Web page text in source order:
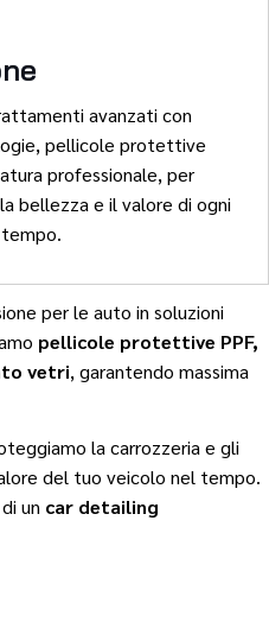
avanzati con
pellicole protettive
professionale, per
bellezza e il valore di ogni
per le auto in soluzioni
pellicole protettive PPF,
vetri, garantendo massima
la carrozzeria e gli
del tuo veicolo nel tempo.
un car detailing